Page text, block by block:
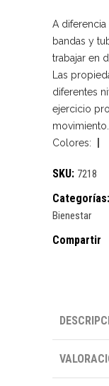
A
bandas y
trabajar en
Las
diferentes
ejercicio
movimiento.
Colores:
SKU: 7218
Categorías:
Bienestar
Compartir